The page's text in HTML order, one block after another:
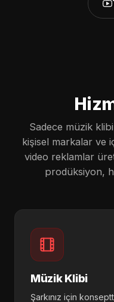
Sadece müzik
kişisel markalar ve
video reklamlar
prodüksiyon,
Müzik Klibi
Şarkınız için